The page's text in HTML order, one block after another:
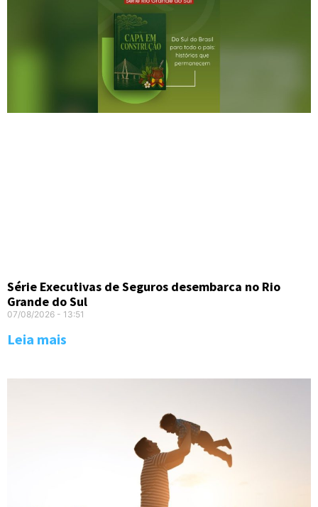
Série Executivas de Seguros desembarca no Rio
Grande do Sul
07/08/2026 13:51
Leia mais